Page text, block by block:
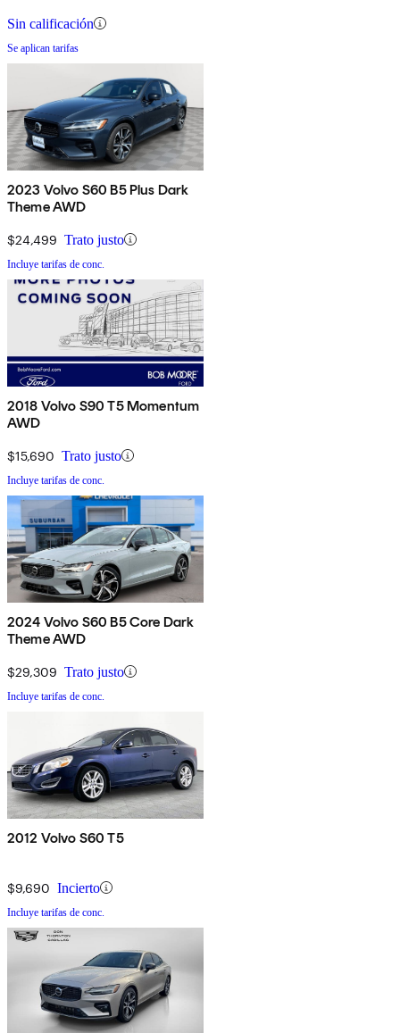
Sin calificación
Se aplican tarifas
2023 Volvo S60 B5 Plus Dark
Theme AWD
$24,499 Trato justo
Incluye tarifas de conc.
2018 Volvo S90 T5 Momentum
AWD
$15,690 Trato justo
Incluye tarifas de conc.
2024 Volvo S60 B5 Core Dark
Theme AWD
$29,309 Trato justo
Incluye tarifas de conc.
2012 Volvo S60 T5
$9,690 Incierto
Incluye tarifas de conc.